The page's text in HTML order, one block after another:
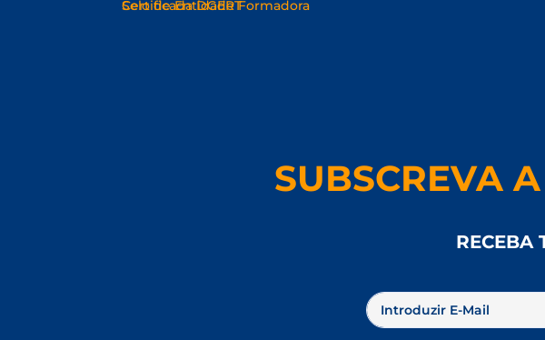
SUBSCREVA
RECEBA